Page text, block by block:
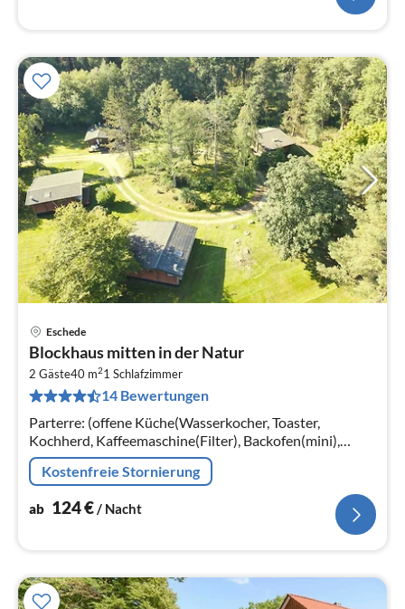
Eschede
Blockhaus mitten in der Natur
2 Gäste40 m21 Schlafzimmer
14 Bewertungen
Parterre: (offene Küche(Wasserkocher, Toaster,
Kochherd, Kaffeemaschine(Filter), Backofen(mini),
Kühlschrank), Wohn-/Schlafzimmer(Doppelbett,
TV(Flatscreen, Satellit)
Kostenfreie Stornierung
ab 124€/ Nacht